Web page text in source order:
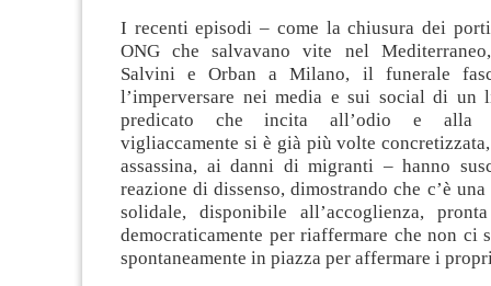
I recenti episodi – come la chiusura dei
ONG che salvavano vite nel
Salvini e Orban a Milano, il funerale
l’imperversare nei media e sui social di un
predicato che incita all’odio e alla
vigliaccamente si è già più volte
assassina, ai danni di migranti – hanno
reazione di dissenso, dimostrando che c’è
solidale, disponibile all’accoglienza,
democraticamente per riaffermare che non ci
spontaneamente in piazza per affermare i